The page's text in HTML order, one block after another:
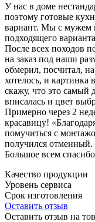
У нас в доме
поэтому готовые
вариант. Мы с мужем
подходящего
После всех походов
на заказ под наши
обмерил, посчитал,
хотелось, и картинка
скажу, что это самый
вписалась и цвет
Примерно через 2
красавицу!
помучиться с
получился отменный.
Большое всем
Качество продукции
Уровень сервиса
Срок изготовления
Оставить отзыв
Оставить отзыв на